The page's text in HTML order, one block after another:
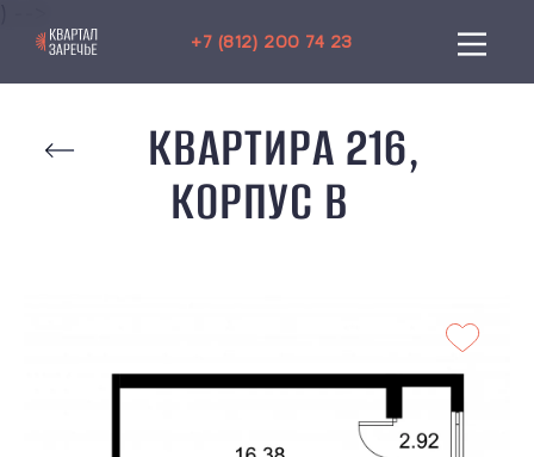
+7 (812) 200 74 23
КВАРТИРА 216,
КОРПУС B